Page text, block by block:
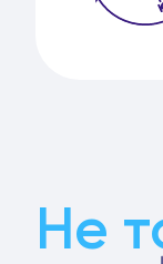
Не